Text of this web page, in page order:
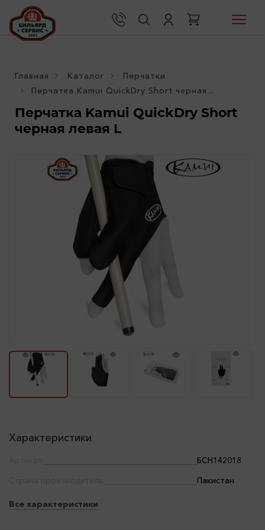
Главная Каталог
Перчатки
Перчатка Kamui QuickDry Short черная...
Перчатка Kamui QuickDry Short
черная левая L
Характеристики
БСН142018
Пакистан
Все характеристики